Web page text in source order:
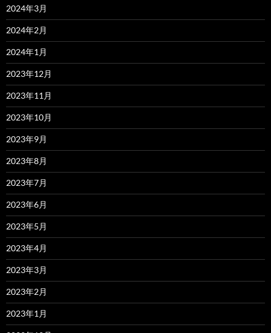
2024年3月
2024年2月
2024年1月
2023年12月
2023年11月
2023年10月
2023年9月
2023年8月
2023年7月
2023年6月
2023年5月
2023年4月
2023年3月
2023年2月
2023年1月